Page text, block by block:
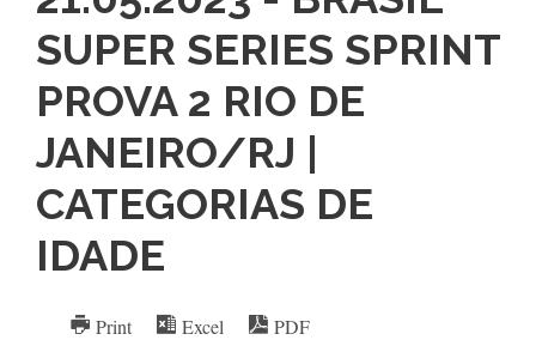
SUPER SERIES SPRINT
PROVA 2 RIO DE
JANEIRO/RJ |
CATEGORIAS DE
IDADE
Print Excel PDF